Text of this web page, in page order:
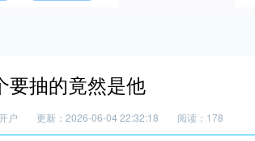
要抽的竟然是他
户 更新：2026-06-04 22:32:18 阅读：178